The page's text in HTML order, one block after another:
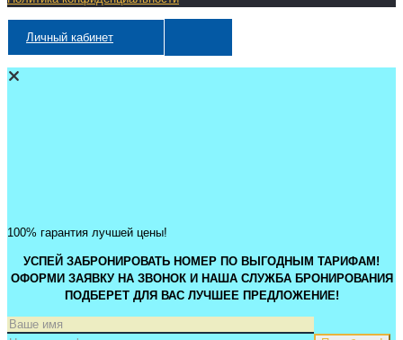
Личный кабинет
100% гарантия лучшей цены!
УСПЕЙ ЗАБРОНИРОВАТЬ НОМЕР ПО ВЫГОДНЫМ ТАРИФАМ!
ОФОРМИ ЗАЯВКУ НА ЗВОНОК И НАША СЛУЖБА БРОНИРОВАНИЯ
ПОДБЕРЕТ ДЛЯ ВАС ЛУЧШЕЕ ПРЕДЛОЖЕНИЕ!